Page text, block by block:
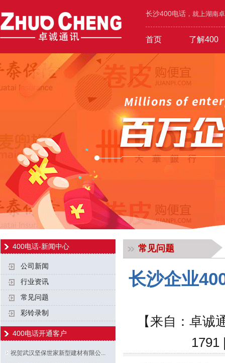
长沙400电话 ，就上湖南
首页 了解400
400价值 400功能
600元年套餐
工业/环保/能源 机械/设备/五金
400电话-新闻中心
公司新闻
行业资讯
常见问题
彩铃录制
400电话开通客户
祝贺武汉坚保世家新型建材有限公...
常见问题
长沙企业
【来自：卓诚
1791